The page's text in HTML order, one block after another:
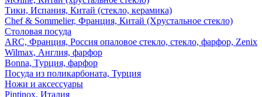
Тики, Испания, Китай (стекло, керамика)
Chef & Sommelier, Франция, Китай (Хрустальное стекло)
Столовая посуда
ARC, Франция, Россия опаловое стекло, стекло, фарфор, Zenix
Wilmax, Англия, фарфор
Bonna, Турция, фарфор
Посуда из поликарбоната, Турция
Ножи и аксессуары
Pintinox, Италия